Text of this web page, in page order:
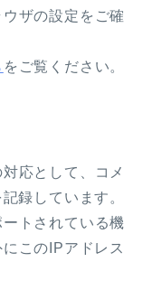
ザの設定をご確
をご覧ください。
応として、コメ
録しています。
トされている機
このIPアドレス